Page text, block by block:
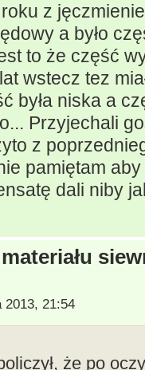
z
a było
to że część
wstecz tez
była niska a
Przyjechali
z
pamiętam
dali niby
2013, 21:54
że po